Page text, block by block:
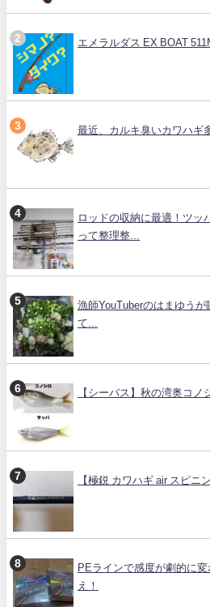
エメラルダス EX BOAT
最近、カルキ臭いカワハギ
ロッドの収納に最適！ツッ
って整理整...
漁師YouTuberのはまゆう
て...
【シーバス】秋の湾奥コ
【極鋭 カワハギ air スピニ
PEラインで感度が劇的に
え！